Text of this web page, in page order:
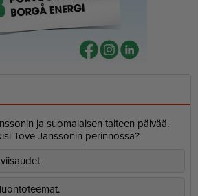
ja suomalaisen taiteen päivää.
Tove Janssonin perinnössä?